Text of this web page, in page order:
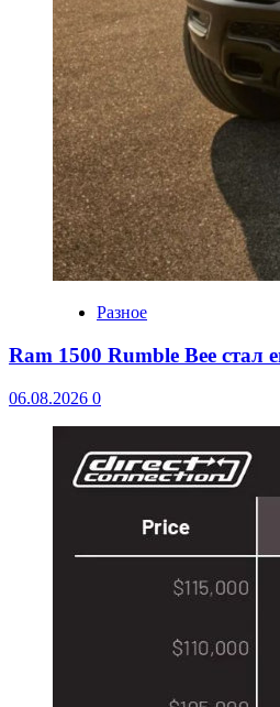
Разное
Ram 1500 Rumble Bee стал
06.08.2026 0